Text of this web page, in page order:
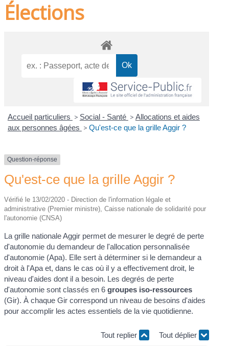
Élections
Accueil particuliers > Social - Santé > Allocations et aides
aux personnes âgées > Qu'est-ce que la grille Aggir ?
Question-réponse
Qu'est-ce que la grille Aggir ?
Vérifié le 13/02/2020 - Direction de l'information légale et
administrative (Premier ministre), Caisse nationale de solidarité pour
l'autonomie (CNSA)
La grille nationale Aggir permet de mesurer le degré de perte
d'autonomie du demandeur de l'allocation personnalisée
d'autonomie (Apa). Elle sert à déterminer si le demandeur a
droit à l'Apa et, dans le cas où il y a effectivement droit, le
niveau d'aides dont il a besoin. Les degrés de perte
d'autonomie sont classés en 6groupes iso-ressources
(Gir). À chaque Gir correspond un niveau de besoins d'aides
pour accomplir les actes essentiels de la vie quotidienne.
Tout replier Tout déplier